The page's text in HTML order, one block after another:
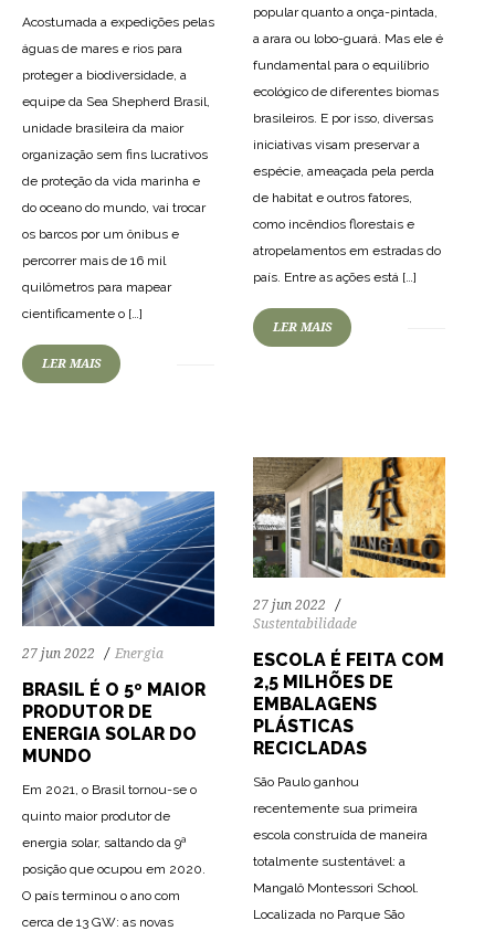
popular quanto a onça-pintada,
a arara ou lobo-guará. Mas ele é
fundamental para o equilíbrio
ecológico de diferentes biomas
brasileiros. E por isso, diversas
iniciativas visam preservar a
espécie, ameaçada pela perda
de habitat e outros fatores,
como incêndios florestais e
atropelamentos em estradas do
país. Entre as ações está […]
LER MAIS
Acostumada a expedições pelas
águas de mares e rios para
proteger a biodiversidade, a
equipe da Sea Shepherd Brasil,
unidade brasileira da maior
organização sem fins lucrativos
de proteção da vida marinha e
do oceano do mundo, vai trocar
os barcos por um ônibus e
percorrer mais de 16 mil
quilômetros para mapear
cientificamente o […]
LER MAIS
27 jun 2022
Sustentabilidade
ESCOLA É FEITA COM
2,5 MILHÕES DE
EMBALAGENS
PLÁSTICAS
RECICLADAS
São Paulo ganhou
recentemente sua primeira
escola construída de maneira
totalmente sustentável: a
Mangalô Montessori School.
Localizada no Parque São
98 2042
27 jun 2022 Energia
BRASIL É O 5º MAIOR
PRODUTOR DE
ENERGIA SOLAR DO
MUNDO
Em 2021, o Brasil tornou-se o
quinto maior produtor de
energia solar, saltando da 9ª
posição que ocupou em 2020.
O país terminou o ano com
cerca de 13 GW: as novas
78 1990